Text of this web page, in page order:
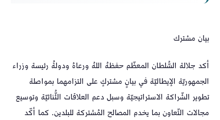
بيان مشترك
أكد جلالة السُّلطان المعظّم حفظهُ اللهُ ورعاهُ ودولةُ رئيسة وزراء
الجمهوريّة الإيطاليّة في بيانٍ مشتركٍ على التزامهما بمواصلة
تطوير الشّراكة الاستراتيجيّة وسبل دعم العلاقات الثُّنائيّة وتوسيع
مجالات التّعاون بما يخدم المصالح المُشتركة للبلدين. كما أكّد